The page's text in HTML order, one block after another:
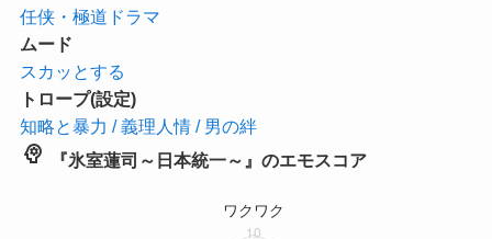
任侠・極道ドラマ
ムード
スカッとする
トロープ(設定)
知略と暴力 / 義理人情 / 男の絆
psychology 『氷室蓮司～日本統一～』のエモスコア